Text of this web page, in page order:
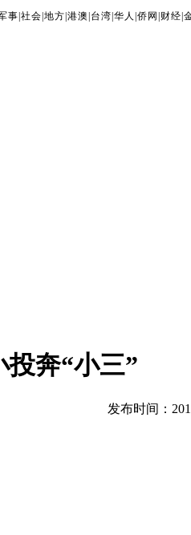
事 社会 地方 港澳 台湾 华人 侨网 财经
投奔“小三”
发布时间：